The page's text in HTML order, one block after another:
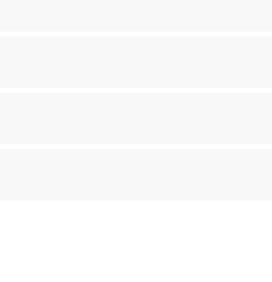
fi extins la 8–10 săptămâni;